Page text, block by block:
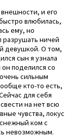
и его
влюбилась,
ему, но
разрушать ничей
девушкой. О том,
сын я узнала
поделился со
сильным
кто-то есть,
для себя
на нет всю
чувства, локус
ком с
невозможным.